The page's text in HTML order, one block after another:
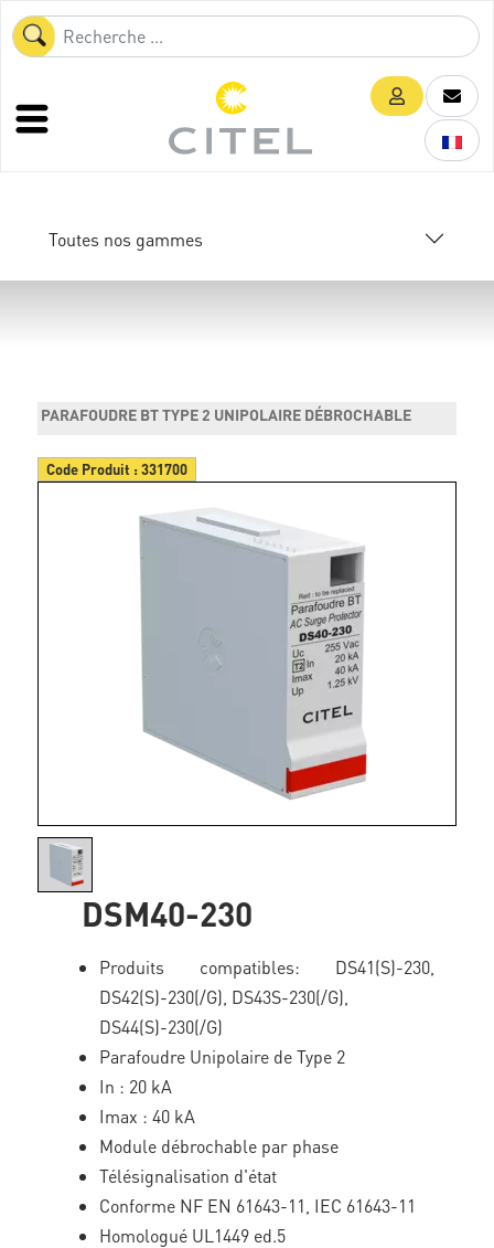
Toutes nos gammes
PARAFOUDRE BT TYPE 2 UNIPOLAIRE DÉBROCHABLE
Code Produit :331700
DSM40-230
Produits compatibles: DS41(S)-230,
DS42(S)-230(/G), DS43S-230(/G),
DS44(S)-230(/G)
Parafoudre Unipolaire de Type 2
In : 20 kA
Imax : 40 kA
Module débrochable par phase
Télésignalisation d'état
Conforme NF EN 61643-11, IEC 61643-11
Homologué UL1449 ed.5